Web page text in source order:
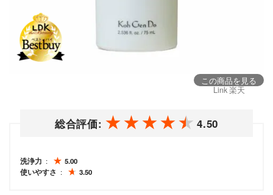
この商品を見る
Link 楽天
総合評価: 4.50
洗浄力
5.00
使いやすさ
3.50